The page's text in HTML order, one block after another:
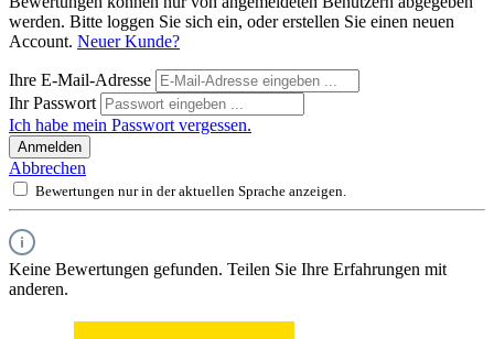
werden. Bitte loggen Sie sich ein, oder erstellen Sie einen neuen
Account. Neuer Kunde?
Ihre E-Mail-Adresse
Ihr Passwort
Ich habe mein Passwort vergessen.
Anmelden
Abbrechen
Bewertungen nur in der aktuellen Sprache anzeigen.
Keine Bewertungen gefunden. Teilen Sie Ihre Erfahrungen mit
anderen.